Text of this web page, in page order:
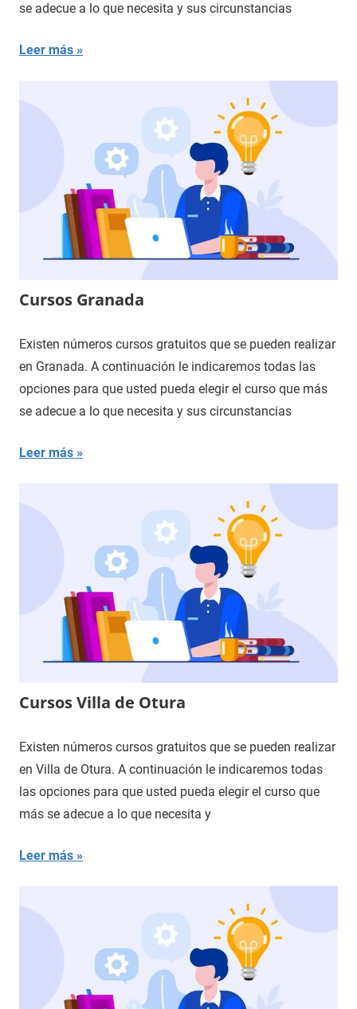
se adecue a lo que necesita y sus circunstancias
Leer más
Cursos Granada
Existen números cursos gratuitos que se pueden realizar
en Granada. A continuación le indicaremos todas las
opciones para que usted pueda elegir el curso que más
se adecue a lo que necesita y sus circunstancias
Leer más
Cursos Villa de Otura
Existen números cursos gratuitos que se pueden realizar
en Villa de Otura. A continuación le indicaremos todas
las opciones para que usted pueda elegir el curso que
más se adecue a lo que necesita y
Leer más